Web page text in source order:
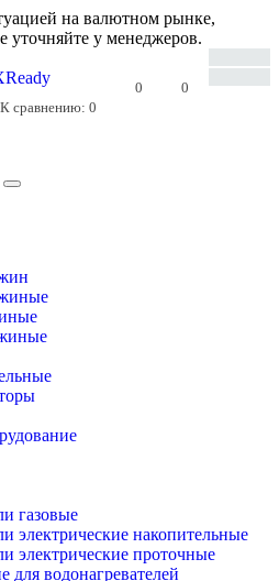
на валютном рынке,
уточняйте у менеджеров.
0
0
К сравнению: 0
газовые
электрические накопительные
электрические проточные
водонагревателей